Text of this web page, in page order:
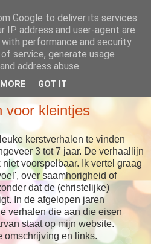
voor kleintjes
kerstverhalen te vinden
3 tot 7 jaar. De verhaallijn
voorspelbaar. Ik vertel graag
over saamhorigheid of
dat de (christelijke)
In de afgelopen jaren
verhalen die aan die eisen
staat op mijn website.
omschrijving en links.
Google to deliver its services
IP address and user-agent are
performance and security
service, generate usage
address abuse.
GOT IT